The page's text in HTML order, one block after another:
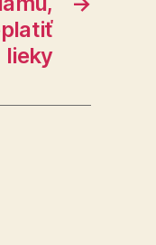
lieky